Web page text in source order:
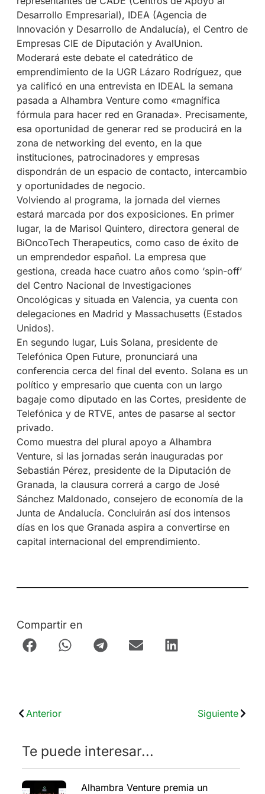
Desarrollo Empresarial), IDEA (Agencia de
Innovación y Desarrollo de Andalucía), el Centro de
Empresas CIE de Diputación y AvalUnion.
Moderará este debate el catedrático de
emprendimiento de la UGR Lázaro Rodríguez, que
ya calificó en una entrevista en IDEAL la semana
pasada a Alhambra Venture como «magnífica
fórmula para hacer red en Granada». Precisamente,
esa oportunidad de generar red se producirá en la
zona de networking del evento, en la que
instituciones, patrocinadores y empresas
dispondrán de un espacio de contacto, intercambio
y oportunidades de negocio.
Volviendo al programa, la jornada del viernes
estará marcada por dos exposiciones. En primer
lugar, la de Marisol Quintero, directora general de
BiOncoTech Therapeutics, como caso de éxito de
un emprendedor español. La empresa que
gestiona, creada hace cuatro años como ‘spin-off’
del Centro Nacional de Investigaciones
Oncológicas y situada en Valencia, ya cuenta con
delegaciones en Madrid y Massachusetts (Estados
Unidos).
En segundo lugar, Luis Solana, presidente de
Telefónica Open Future, pronunciará una
conferencia cerca del final del evento. Solana es un
político y empresario que cuenta con un largo
bagaje como diputado en las Cortes, presidente de
Telefónica y de RTVE, antes de pasarse al sector
privado.
Como muestra del plural apoyo a Alhambra
Venture, si las jornadas serán inauguradas por
Sebastián Pérez, presidente de la Diputación de
Granada, la clausura correrá a cargo de José
Sánchez Maldonado, consejero de economía de la
Junta de Andalucía. Concluirán así dos intensos
días en los que Granada aspira a convertirse en
capital internacional del emprendimiento.
Compartir en
Anterior Siguiente
Te puede interesar...
Alhambra Venture premia un